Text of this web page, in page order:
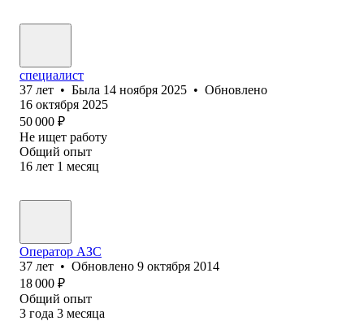
специалист
37 лет • Была 14 ноября 2025 • Обновлено
16 октября 2025
50 000 ₽
Не ищет работу
Общий опыт
16 лет 1 месяц
Оператор АЗС
37 лет • Обновлено 9 октября 2014
18 000 ₽
Общий опыт
3 года 3 месяца